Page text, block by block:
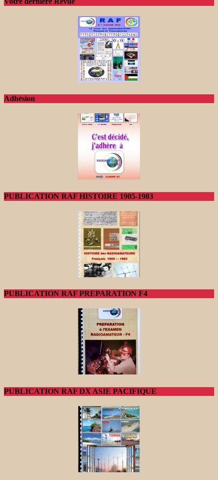
Adhésion
PUBLICATION RAF HISTOIRE 1905-1983
PUBLICATION RAF PREPARATION F4
PUBLICATION RAF DX ASIE PACIFIQUE